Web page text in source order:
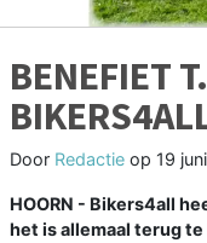
BENEFIET
Door Redactie op 19
HOORN - Bikers4all
het is allemaal terug te